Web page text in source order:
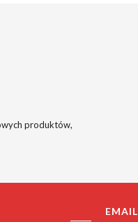
produktów,
EMAIL